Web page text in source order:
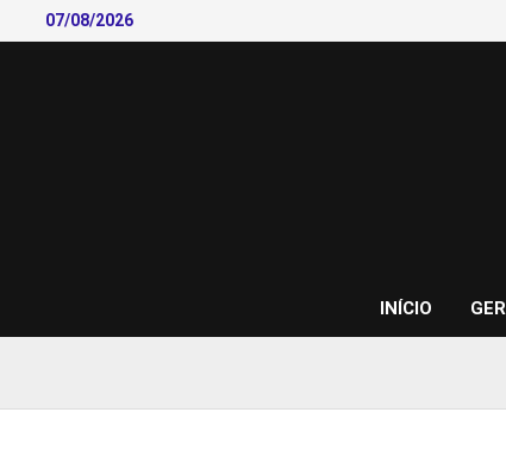
to
07/08/2026
INÍCIO